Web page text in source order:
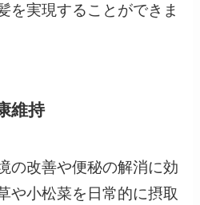
を実現することができま
維持
の改善や便秘の解消に効
や小松菜を日常的に摂取